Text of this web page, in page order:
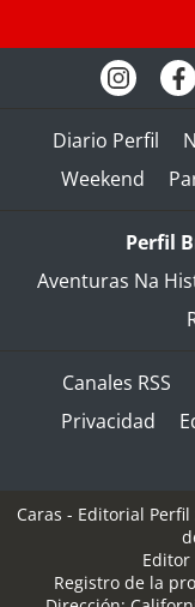
Diario Perfil
Weekend
Perfil
Aventuras Na
Canales RSS
Privacidad
Caras - Editorial Perfil
Editor
Registro de la